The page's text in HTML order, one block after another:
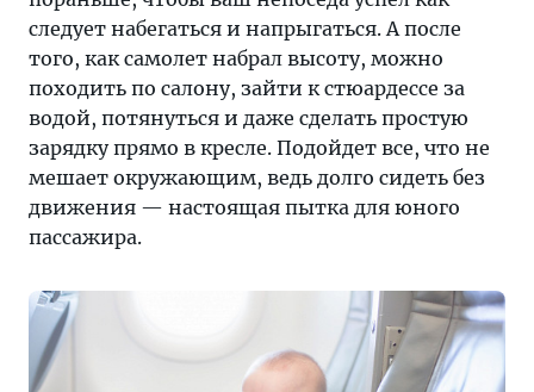
следует набегаться и напрыгаться. А после
того, как самолет набрал высоту, можно
походить по салону, зайти к стюардессе за
водой, потянуться и даже сделать простую
зарядку прямо в кресле. Подойдет все, что не
мешает окружающим, ведь долго сидеть без
движения — настоящая пытка для юного
пассажира.